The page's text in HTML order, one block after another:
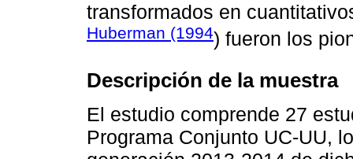
transformados en
Huberman (1994) fueron los
Descripción de la muestra
El estudio comprende 27
Programa Conjunto UC-UU,